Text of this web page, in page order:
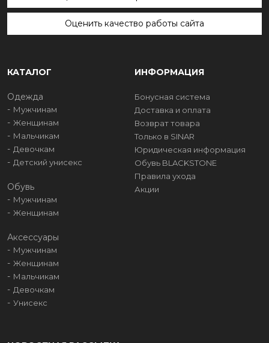
Оценить качество работы сайта
КАТАЛОГ
Одежда
Мужчинам
Женщинам
Мальчикам
Девочкам
Детский унисекс
Обувь
Мужчинам
Женщинам
Аксессуары
Мужчинам
Женщинам
Мальчикам
Девочкам
Унисекс
ИНФОРМАЦИЯ
Бонусная система
Доставка и оплата
Возврат товара
Только в SINAR
Юридическая информация
Обувь BLACKSTONE
Правила ухода
Акции